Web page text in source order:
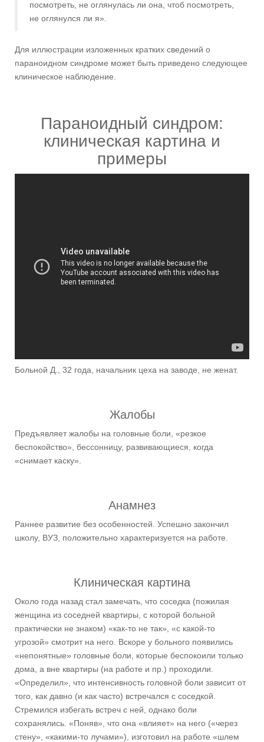
посмотреть, не оглянулась ли она, чтоб посмотреть,
не оглянулся ли я».
Для иллюстрации изложенных кратких сведений о
параноидном синдроме может быть приведено следующее
клиническое наблюдение.
Параноидный синдром:
клиническая картина и
примеры
Больной Д., 32 года, начальник цеха на заводе, не женат.
Жалобы
Предъявляет жалобы на головные боли, «резкое
беспокойство», бессонницу, развивающиеся, когда
«снимает каску».
Анамнез
Раннее развитие без особенностей. Успешно закончил
школу, ВУЗ, положительно характеризуется на работе.
Клиническая картина
Около года назад стал замечать, что соседка (пожилая
женщина из соседней квартиры, с которой больной
практически не знаком) «как-то не так», «с какой-то
угрозой» смотрит на него. Вскоре у больного появились
«непонятные» головные боли, которые беспокоили только
дома, а вне квартиры (на работе и пр.) проходили.
«Определил», что интенсивность головной боли зависит от
того, как давно (и как часто) встречался с соседкой.
Стремился избегать встреч с ней, однако боли
сохранялись. «Поняв», что она «влияет» на него («через
стену», «какими-то лучами»), изготовил на работе «шлем